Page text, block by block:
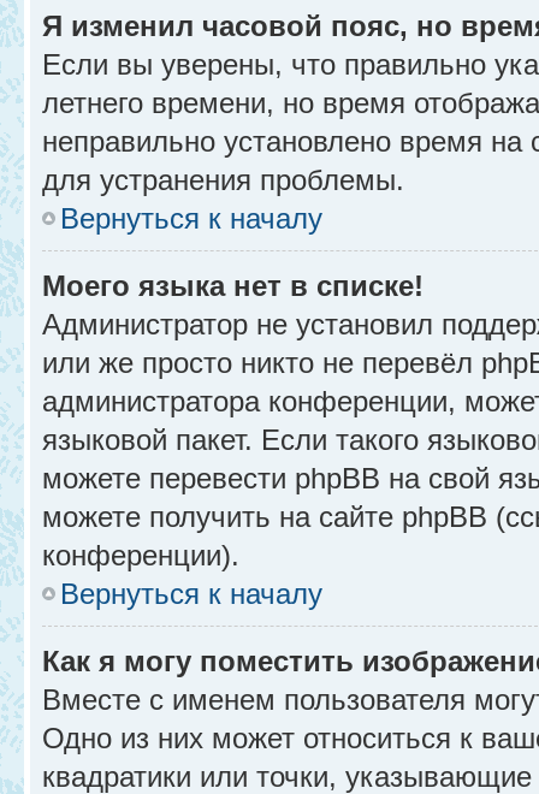
Я изменил часовой пояс, но
Если вы уверены, что правильно
летнего времени, но время
неправильно установлено время
для устранения проблемы.
Вернуться к началу
Моего языка нет в списке!
Администратор не установил
или же просто никто не перевёл
администратора конференции,
языковой пакет. Если такого
можете перевести phpBB на свой
можете получить на сайте phpBB
конференции).
Вернуться к началу
Как я могу поместить
Вместе с именем пользователя
Одно из них может относиться к
квадратики или точки,